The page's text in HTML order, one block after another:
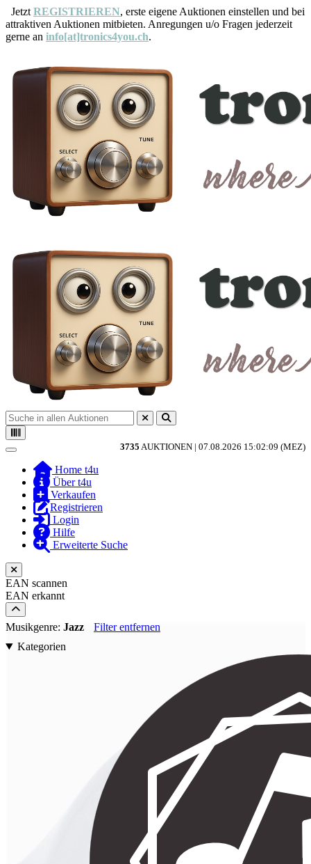
Jetzt REGISTRIEREN, erste eigene Auktionen einstellen und bei
attraktiven Auktionen mitbieten. Anregungen u/o Fragen jederzeit
gerne an info[at]tronics4you.ch.
3735 AUKTIONEN | 07.08.2026 15:02:09 (MEZ)
Toggle navigation
Home t4u
Über t4u
Verkaufen
Registrieren
Login
Hilfe
Erweiterte Suche
EAN scannen
EAN erkannt
Musikgenre: Jazz
Filter entfernen
Kategorien